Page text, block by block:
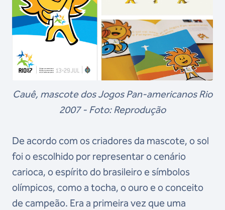
Cauê, mascote dos Jogos Pan-americanos Rio
2007 - Foto: Reprodução
De acordo com os criadores da mascote, o sol
foi o escolhido por representar o cenário
carioca, o espírito do brasileiro e símbolos
olímpicos, como a tocha, o ouro e o conceito
de campeão. Era a primeira vez que uma